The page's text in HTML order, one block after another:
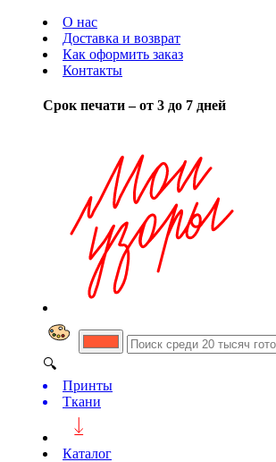
О нас
Доставка и возврат
Как оформить заказ
Контакты
Срок печати – от 3 до 7 дней
🔍
Принты
Ткани
Каталог